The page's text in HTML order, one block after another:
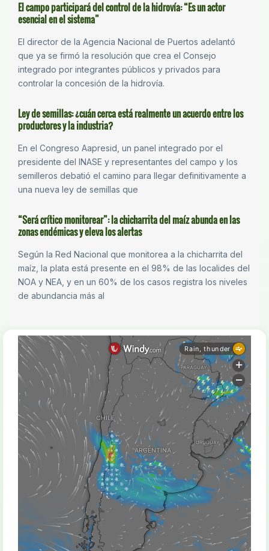
El campo participará del control de la hidrovía: “Es un actor
esencial en el sistema”
El director de la Agencia Nacional de Puertos adelantó
que ya se firmó la resolución que crea el Consejo
integrado por integrantes públicos y privados para
controlar la concesión de la hidrovía.
Ley de semillas: ¿cuán cerca está realmente un acuerdo entre los
productores y la industria?
En el Congreso Aapresid, un panel integrado por el
presidente del INASE y representantes del campo y los
semilleros debatió el camino para llegar definitivamente a
una nueva ley de semillas que
“Será crítico monitorear”: la chicharrita del maíz abunda en las
zonas endémicas y eleva los alertas
Según la Red Nacional que monitorea a la chicharrita del
maíz, la plata está presente en el 98% de las localides del
NOA y NEA, y en un 60% de los casos registra los niveles
de abundancia más al